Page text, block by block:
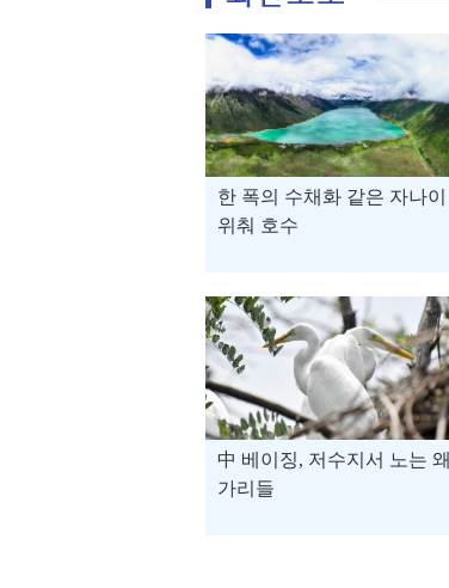
한 폭의 수채화 같은 자나이
위춰 호수
中 베이징, 저수지서 노는 왜
가리들